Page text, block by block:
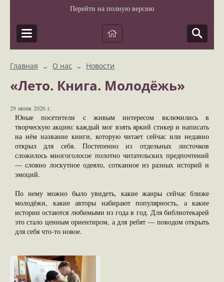
Перейти на полную версию
Главная → О нас → Новости
«Лето. Книга. Молодёжь»
29 июня 2026 г.
Юные посетители с живым интересом включились в
творческую акцию: каждый мог взять яркий стикер и написать
на нём название книги, которую читает сейчас или недавно
открыл для себя. Постепенно из отдельных листочков
сложилось многоголосое полотно читательских предпочтений
— словно лоскутное одеяло, сотканное из разных историй и
эмоций.
По нему можно было увидеть, какие жанры сейчас ближе
молодёжи, какие авторы набирают популярность, а какие
истории остаются любимыми из года в год. Для библиотекарей
это стало ценным ориентиром, а для ребят — поводом открыть
для себя что‑то новое.